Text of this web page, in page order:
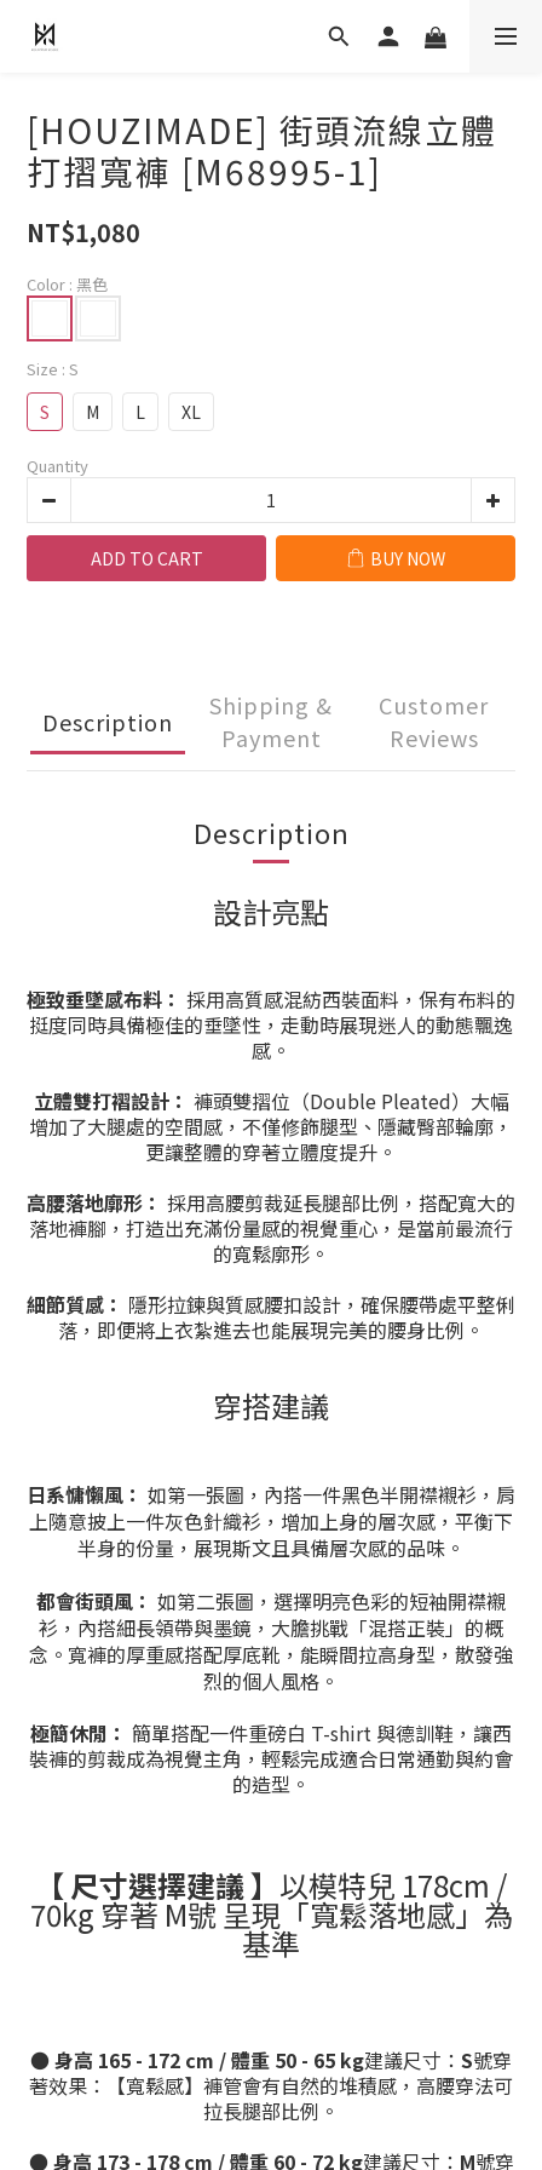
[HOUZIMADE] 街頭流線立體
打摺寬褲 [M68995-1]
NT$1,080
Color : 黑色
Size : S
S M L XL
Quantity
ADD TO CART BUY NOW
Description
Shipping &
Payment
Customer
Reviews
Description
設計亮點
極致垂墜感布料： 採用高質感混紡西裝面料，保有布料的
挺度同時具備極佳的垂墜性，走動時展現迷人的動態飄逸
感。
立體雙打褶設計： 褲頭雙摺位（Double Pleated）大幅
增加了大腿處的空間感，不僅修飾腿型、隱藏臀部輪廓，
更讓整體的穿著立體度提升。
高腰落地廓形： 採用高腰剪裁延長腿部比例，搭配寬大的
落地褲腳，打造出充滿份量感的視覺重心，是當前最流行
的寬鬆廓形。
細節質感： 隱形拉鍊與質感腰扣設計，確保腰帶處平整俐
落，即便將上衣紮進去也能展現完美的腰身比例。
穿搭建議
日系慵懶風： 如第一張圖，內搭一件黑色半開襟襯衫，肩
上隨意披上一件灰色針織衫，增加上身的層次感，平衡下
半身的份量，展現斯文且具備層次感的品味。
都會街頭風： 如第二張圖，選擇明亮色彩的短袖開襟襯
衫，內搭細長領帶與墨鏡，大膽挑戰「混搭正裝」的概
念。寬褲的厚重感搭配厚底靴，能瞬間拉高身型，散發強
烈的個人風格。
極簡休閒： 簡單搭配一件重磅白 T-shirt 與德訓鞋，讓西
裝褲的剪裁成為視覺主角，輕鬆完成適合日常通勤與約會
的造型。
【 尺寸選擇建議 】 以模特兒 178cm /
70kg 穿著 M號 呈現「寬鬆落地感」為
基準
●身高 165 - 172 cm / 體重 50 - 65 kg建議尺寸： S號穿
著效果：【寬鬆感】褲管會有自然的堆積感，高腰穿法可
拉長腿部比例。
●身高 173 - 178 cm / 體重 60 - 72 kg建議尺寸： M號穿